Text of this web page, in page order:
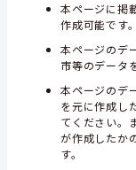
本ページに掲
作成可能です。
本ページのデ
市等のデータ
本ページのデ
を元に作成し
てください。
が作成したか
す。